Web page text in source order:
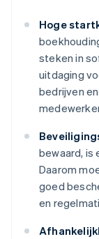
Hoge
steken in
uitdaging
bedrijven
bewaard, is
Daarom
goed
en